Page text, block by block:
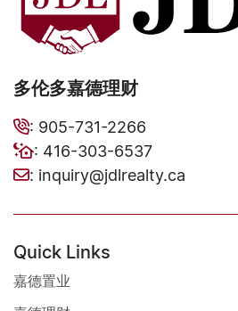
多伦多嘉德理财
: 905-731-2266
: 416-303-6537
: inquiry@jdlrealty.ca
Quick Links
嘉德置业